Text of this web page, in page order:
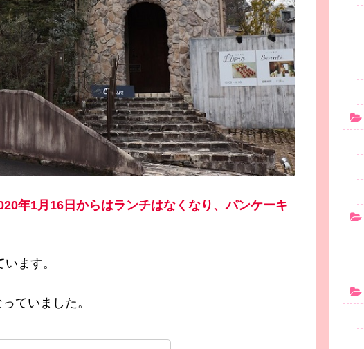
年1月16日からはランチはなくなり、パンケーキ
ます。
ていました。